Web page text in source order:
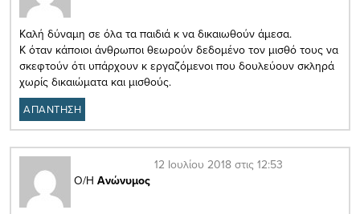
Καλή δύναμη σε όλα τα παιδιά κ να δικαιωθούν άμεσα.
Κ όταν κάποιοι άνθρωποι θεωρούν δεδομένο τον μισθό τους να
σκεφτούν ότι υπάρχουν κ εργαζόμενοι που δουλεύουν σκληρά
χωρίς δικαιώματα και μισθούς.
ΑΠΑΝΤΗΣΗ
Ο/Η Ανώνυμος
12 Ιουλίου 2018 στις 12:53